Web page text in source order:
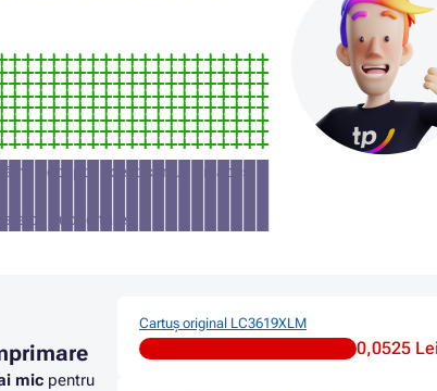
nu accepte acest cartuș (în acest
publicitare
mic pentru
Cartuș original LC3619XLM
0,0525